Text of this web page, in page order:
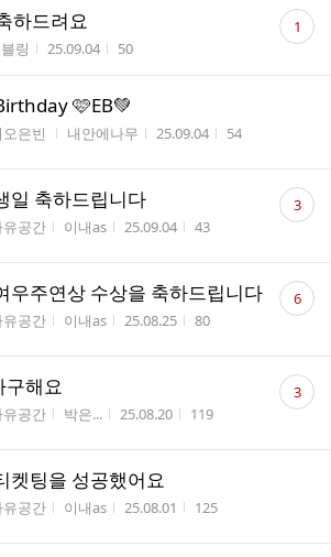
하드려요
자
링 작성시간
25.09.04 조회수
50
댓
글 1
🩷EB💚
빈 작성자
내안에나무 작성시간
25.09.04 조회수
54
일 축하드립니다
간 작성자
이내as 작성시간
25.09.04 조회수
43
댓
글 3
우주연상 수상을 축하드립니다
간 작성자
이내as 작성시간
25.08.25 조회수
80
댓
글 6
구해요
간 작성자
박은... 작성시간
25.08.20 조회수
119
댓
글 3
켓팅을 성공했어요
간 작성자
이내as 작성시간
25.08.01 조회수
125